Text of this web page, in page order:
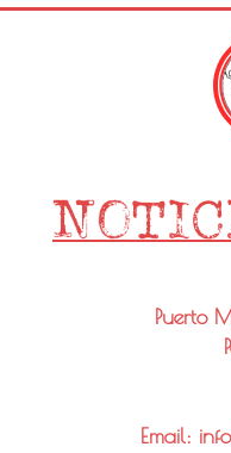
Puerto
Email: